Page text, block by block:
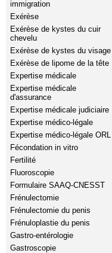
immigration
Exérèse
Exérèse de kystes du cuir
chevelu
Exérèse de kystes du visage
Exérèse de lipome de la tête
Expertise médicale
Expertise médicale
d'assurance
Expertise médicale judiciaire
Expertise médico-légale
Expertise médico-légale ORL
Fécondation in vitro
Fertilité
Fluoroscopie
Formulaire SAAQ-CNESST
Frénulectomie
Frénulectomie du penis
Frénuloplastie du penis
Gastro-entérologie
Gastroscopie